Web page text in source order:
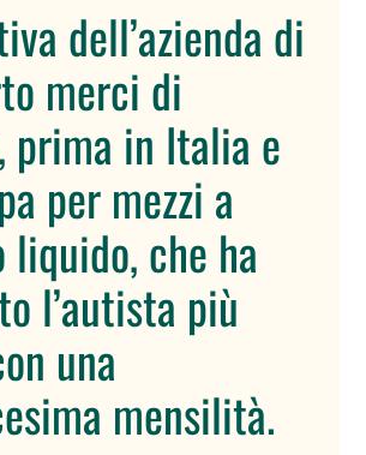
dell’azienda di
merci di
prima in Italia e
per mezzi a
liquido, che ha
l’autista più
una
mensilità.